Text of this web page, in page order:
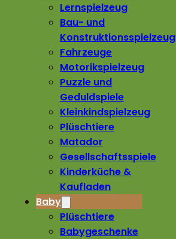
Lernspielzeug
Bau- und
Konstruktionsspielzeug
Fahrzeuge
Motorikspielzeug
Puzzle und
Geduldspiele
Kleinkindspielzeug
Plüschtiere
Matador
Gesellschaftsspiele
Kinderküche &
Kaufladen
Baby
Plüschtiere
Babygeschenke